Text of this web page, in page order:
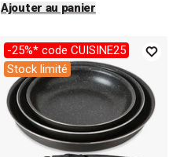
Ajouter au panier
-25%* code CUISINE25
Stock limité